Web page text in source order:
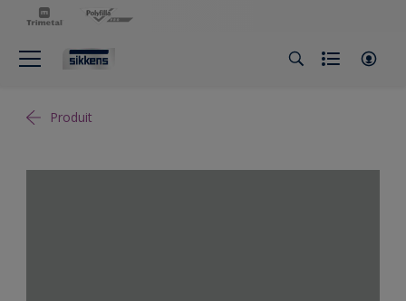
Produit